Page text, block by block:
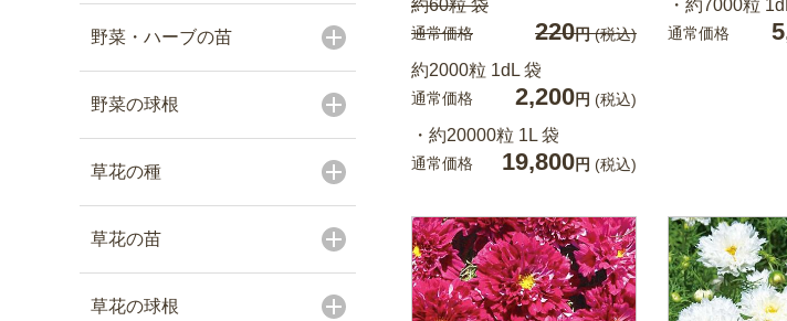
野菜・ハーブの苗
野菜の球根
草花の種
草花の苗
草花の球根
約60粒 袋
通常価格 220円(税込)
約2000粒 1dL 袋
通常価格 2,200円 (税込)
・約20000粒 1L 袋
通常価格 19,800円 (税込)
・約7000粒
通常価格